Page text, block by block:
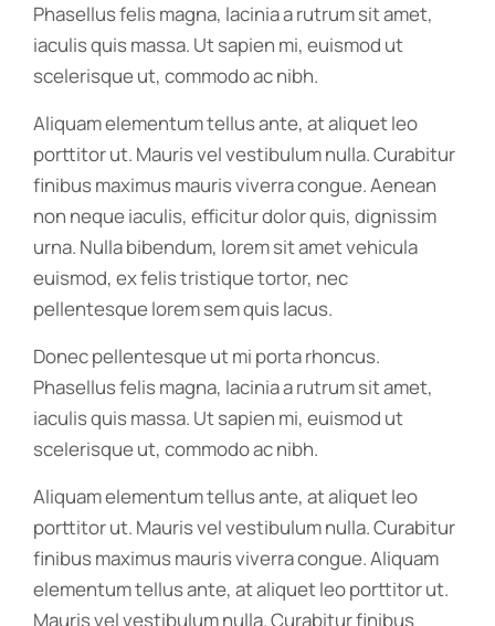
Phasellus felis magna, lacinia a rutrum sit amet,
iaculis quis massa. Ut sapien mi, euismod ut
scelerisque ut, commodo ac nibh.
Aliquam elementum tellus ante, at aliquet leo
porttitor ut. Mauris vel vestibulum nulla. Curabitur
finibus maximus mauris viverra congue. Aenean
non neque iaculis, efficitur dolor quis, dignissim
urna. Nulla bibendum, lorem sit amet vehicula
euismod, ex felis tristique tortor, nec
pellentesque lorem sem quis lacus.
Donec pellentesque ut mi porta rhoncus.
Phasellus felis magna, lacinia a rutrum sit amet,
iaculis quis massa. Ut sapien mi, euismod ut
scelerisque ut, commodo ac nibh.
Aliquam elementum tellus ante, at aliquet leo
porttitor ut. Mauris vel vestibulum nulla. Curabitur
finibus maximus mauris viverra congue. Aliquam
elementum tellus ante, at aliquet leo porttitor ut.
Mauris vel vestibulum nulla. Curabitur finibus